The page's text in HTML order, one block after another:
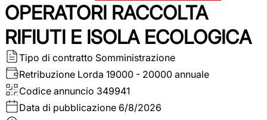
OPERATORI RACCOLTA
RIFIUTI E ISOLA ECOLOGICA
Tipo di contratto Somministrazione
Retribuzione Lorda 19000 - 20000 annuale
Codice annuncio 349941
Data di pubblicazione 6/8/2026